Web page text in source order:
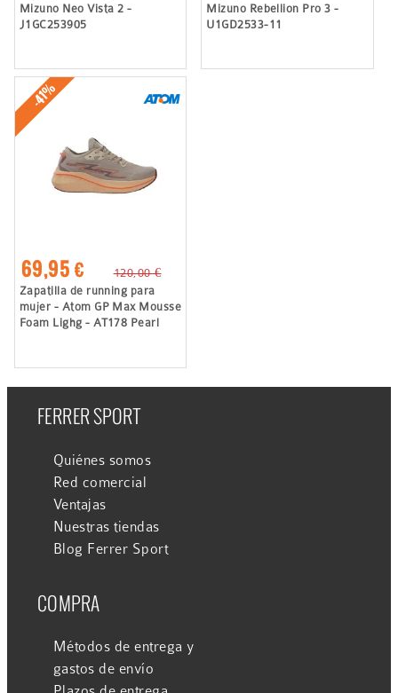
Mizuno Neo Vista 2 -
J1GC253905
Mizuno Rebellion Pro 3 -
U1GD2533-11
-41%
69,95 €
120,00 €
Zapatilla de running para
mujer - Atom GP Max Mousse
Foam Lighg - AT178 Pearl
FERRER SPORT
Quiénes somos
Red comercial
Ventajas
Nuestras tiendas
Blog Ferrer Sport
COMPRA
Métodos de entrega y
gastos de envío